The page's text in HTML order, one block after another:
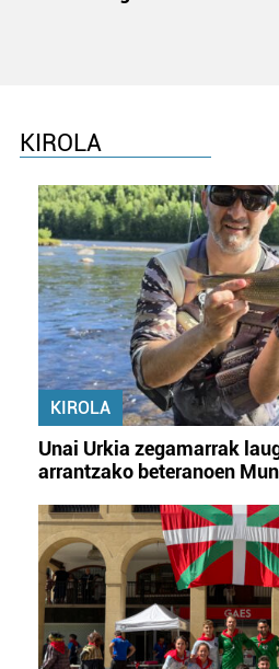
KIROLA
KIROLA
Unai Urkia zegamarrak
arrantzako beteranoen